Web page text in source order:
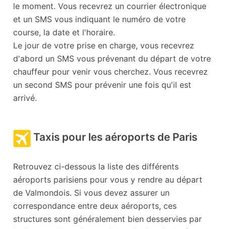
le moment. Vous recevrez un courrier électronique
et un SMS vous indiquant le numéro de votre
course, la date et l'horaire.
Le jour de votre prise en charge, vous recevrez
d'abord un SMS vous prévenant du départ de votre
chauffeur pour venir vous cherchez. Vous recevrez
un second SMS pour prévenir une fois qu'il est
arrivé.
Taxis pour les aéroports de Paris
Retrouvez ci-dessous la liste des différents
aéroports parisiens pour vous y rendre au départ
de Valmondois. Si vous devez assurer un
correspondance entre deux aéroports, ces
structures sont généralement bien desservies par